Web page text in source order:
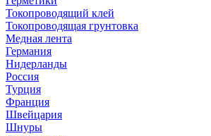
Токопроводящий клей
Токопроводящая грунтовка
Медная лента
Германия
Нидерланды
Россия
Турция
Франция
Швейцария
Шнуры